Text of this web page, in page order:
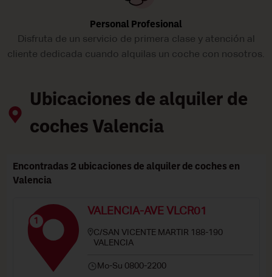
Personal Profesional
Disfruta de un servicio de primera clase y atención al
cliente dedicada cuando alquilas un coche con nosotros.
Ubicaciones de alquiler de
coches Valencia
Encontradas 2 ubicaciones de alquiler de coches en
Valencia
1
VALENCIA-AVE VLCR01
C/SAN VICENTE MARTIR 188-190
VALENCIA
Mo-Su 0800-2200